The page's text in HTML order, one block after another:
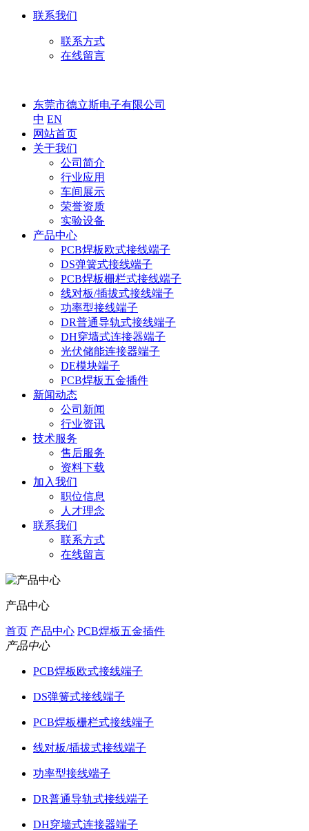
联系我们
联系方式
在线留言
东莞市德立斯电子有限公司
中 EN
网站首页
关于我们
公司简介
行业应用
车间展示
荣誉资质
实验设备
产品中心
PCB焊板欧式接线端子
DS弹簧式接线端子
PCB焊板栅栏式接线端子
线对板/插拔式接线端子
功率型接线端子
DR普通导轨式接线端子
DH穿墙式连接器端子
光伏储能连接器端子
DE模块端子
PCB焊板五金插件
新闻动态
公司新闻
行业资讯
技术服务
售后服务
资料下载
加入我们
职位信息
人才理念
联系我们
联系方式
在线留言
产品中心
首页 产品中心 PCB焊板五金插件
产品中心
PCB焊板欧式接线端子
DS弹簧式接线端子
PCB焊板栅栏式接线端子
线对板/插拔式接线端子
功率型接线端子
DR普通导轨式接线端子
DH穿墙式连接器端子